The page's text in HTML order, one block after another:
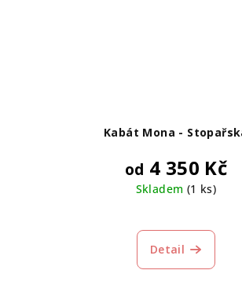
Kabát Mona -
od 4 350 Kč
Skladem (1 ks)
Detail